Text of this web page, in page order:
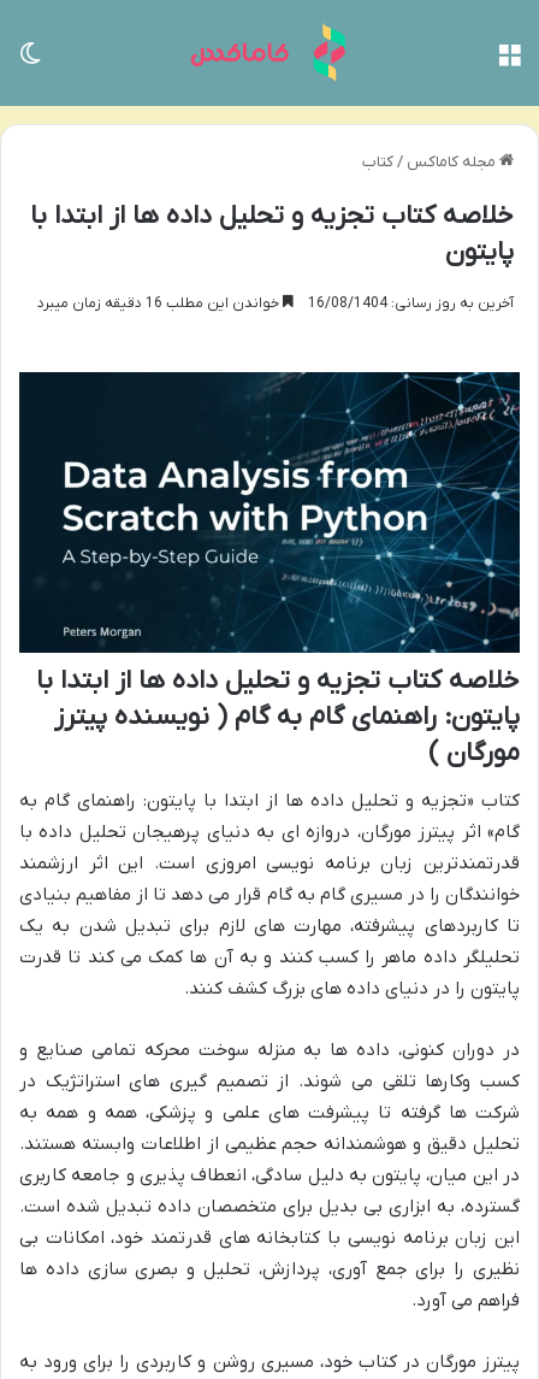
مجله کاماکس /کتاب
خلاصه کتاب تجزیه و تحلیل داده ها از ابتدا با
پایتون
آخرین به روز رسانی: 16/08/1404 خواندن این مطلب 16 دقیقه زمان میبرد
خلاصه کتاب تجزیه و تحلیل داده ها از ابتدا با
پایتون: راهنمای گام به گام ( نویسنده پیترز
مورگان )
کتاب «تجزیه و تحلیل داده ها از ابتدا با پایتون: راهنمای گام به
گام» اثر پیترز مورگان، دروازه ای به دنیای پرهیجان تحلیل داده با
قدرتمندترین زبان برنامه نویسی امروزی است. این اثر ارزشمند
خوانندگان را در مسیری گام به گام قرار می دهد تا از مفاهیم بنیادی
تا کاربردهای پیشرفته، مهارت های لازم برای تبدیل شدن به یک
تحلیلگر داده ماهر را کسب کنند و به آن ها کمک می کند تا قدرت
پایتون را در دنیای داده های بزرگ کشف کنند.
در دوران کنونی، داده ها به منزله سوخت محرکه تمامی صنایع و
کسب وکارها تلقی می شوند. از تصمیم گیری های استراتژیک در
شرکت ها گرفته تا پیشرفت های علمی و پزشکی، همه و همه به
تحلیل دقیق و هوشمندانه حجم عظیمی از اطلاعات وابسته هستند.
در این میان، پایتون به دلیل سادگی، انعطاف پذیری و جامعه کاربری
گسترده، به ابزاری بی بدیل برای متخصصان داده تبدیل شده است.
این زبان برنامه نویسی با کتابخانه های قدرتمند خود، امکانات بی
نظیری را برای جمع آوری، پردازش، تحلیل و بصری سازی داده ها
فراهم می آورد.
پیترز مورگان در کتاب خود، مسیری روشن و کاربردی را برای ورود به